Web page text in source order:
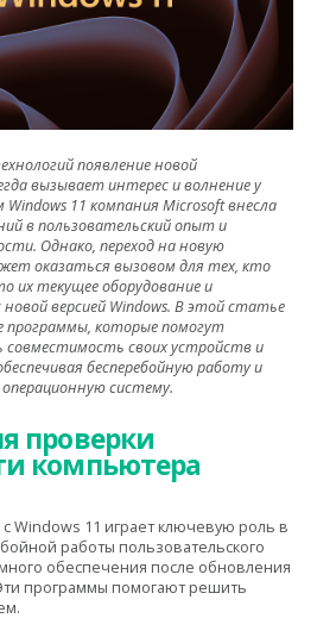
появление новой
вызывает интерес и волнение у
11 компания Microsoft внесла
в пользовательский опыт и
Однако, переход на новую
оказаться вызовом для тех, кто
их текущее оборудование и
версией Windows. В этой статье
которые помогут
совместимость своих устройств и
бесперебойную работу и
систему.
проверки
компьютера
Windows 11 играет ключевую роль в
работы пользовательского
обеспечения после обновления
программы помогают решить